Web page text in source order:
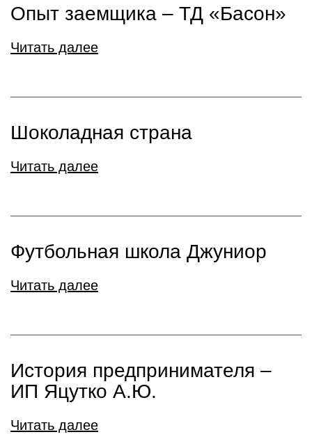
Опыт заемщика – ТД «Басон»
Читать далее
Шоколадная страна
Читать далее
Футбольная школа Джуниор
Читать далее
История предпринимателя –
ИП Яцутко А.Ю.
Читать далее